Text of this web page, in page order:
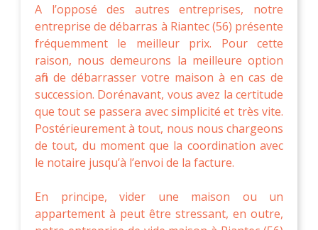
A l’opposé des autres entreprises, notre
entreprise de débarras à Riantec (56) présente
fréquemment le meilleur prix. Pour cette
raison, nous demeurons la meilleure option
afin de débarrasser votre maison à en cas de
succession. Dorénavant, vous avez la certitude
que tout se passera avec simplicité et très vite.
Postérieurement à tout, nous nous chargeons
de tout, du moment que la coordination avec
le notaire jusqu’à l’envoi de la facture.
En principe, vider une maison ou un
appartement à peut être stressant, en outre,